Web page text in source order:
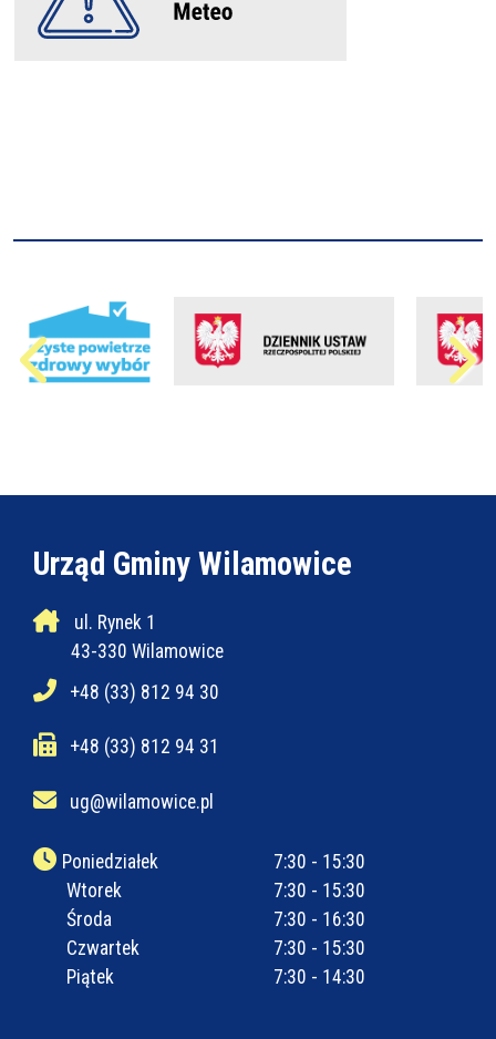
Urząd Gminy Wilamowice
ul. Rynek 1
43-330 Wilamowice
+48 (33) 812 94 30
+48 (33) 812 94 31
ug@wilamowice.pl
Poniedziałek
7:30 - 15:30
Wtorek
7:30 - 15:30
Środa
7:30 - 16:30
Czwartek
7:30 - 15:30
Piątek
7:30 - 14:30